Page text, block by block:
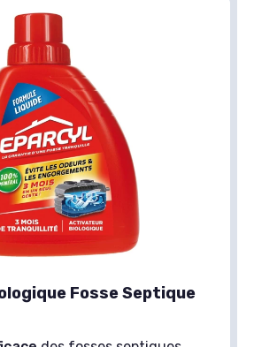
Fosse Septique